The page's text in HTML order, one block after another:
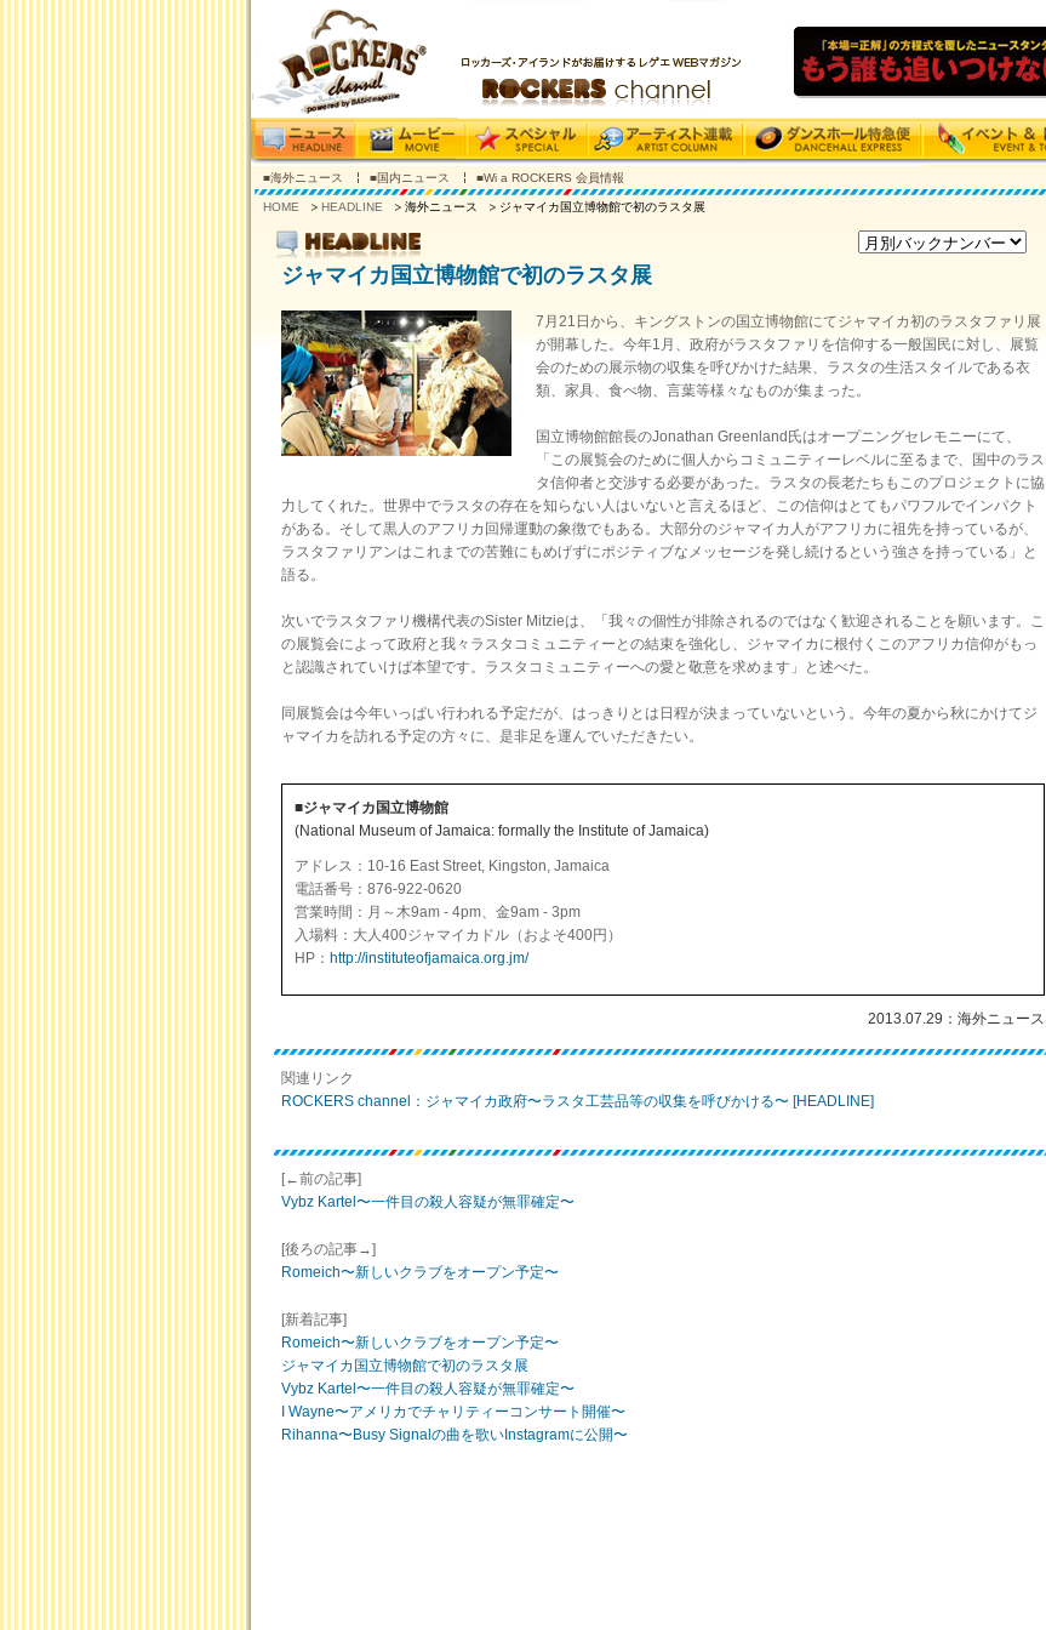
■海外ニュース ■国内ニュース ■Wi a ROCKERS 会員情報
HOME HEADLINE 海外ニュース ジャマイカ国立博物館で初のラスタ展
ジャマイカ国立博物館で初のラスタ展
7月21日から、キングストンの国立博物館にてジャマイカ初のラスタファリ展
が開幕した。今年1月、政府がラスタファリを信仰する一般国民に対し、展覧
会のための展示物の収集を呼びかけた結果、ラスタの生活スタイルである衣
類、家具、食べ物、言葉等様々なものが集まった。
国立博物館館長のJonathan Greenland氏はオープニングセレモニーにて、
「この展覧会のために個人からコミュニティーレベルに至るまで、国中のラス
タ信仰者と交渉する必要があった。ラスタの長老たちもこのプロジェクトに協
力してくれた。世界中でラスタの存在を知らない人はいないと言えるほど、この信仰はとてもパワフルでインパクト
がある。そして黒人のアフリカ回帰運動の象徴でもある。大部分のジャマイカ人がアフリカに祖先を持っているが、
ラスタファリアンはこれまでの苦難にもめげずにポジティブなメッセージを発し続けるという強さを持っている」と
語る。
次いでラスタファリ機構代表のSister Mitzieは、「我々の個性が排除されるのではなく歓迎されることを願います。こ
の展覧会によって政府と我々ラスタコミュニティーとの結束を強化し、ジャマイカに根付くこのアフリカ信仰がもっ
と認識されていけば本望です。ラスタコミュニティーへの愛と敬意を求めます」と述べた。
同展覧会は今年いっぱい行われる予定だが、はっきりとは日程が決まっていないという。今年の夏から秋にかけてジ
ャマイカを訪れる予定の方々に、是非足を運んでいただきたい。
■ジャマイカ国立博物館
(National Museum of Jamaica: formally the Institute of Jamaica)
アドレス：10-16 East Street, Kingston, Jamaica
電話番号：876-922-0620
営業時間：月～木9am - 4pm、金9am - 3pm
入場料：大人400ジャマイカドル（およそ400円）
HP： http://instituteofjamaica.org.jm/
2013.07.29：海外ニュース
関連リンク
ROCKERS channel：ジャマイカ政府〜ラスタ工芸品等の収集を呼びかける〜 [HEADLINE]
[←前の記事]
Vybz Kartel〜一件目の殺人容疑が無罪確定〜
[後ろの記事→]
Romeich〜新しいクラブをオープン予定〜
[新着記事]
Romeich〜新しいクラブをオープン予定〜
ジャマイカ国立博物館で初のラスタ展
Vybz Kartel〜一件目の殺人容疑が無罪確定〜
I Wayne〜アメリカでチャリティーコンサート開催〜
Rihanna〜Busy Signalの曲を歌いInstagramに公開〜